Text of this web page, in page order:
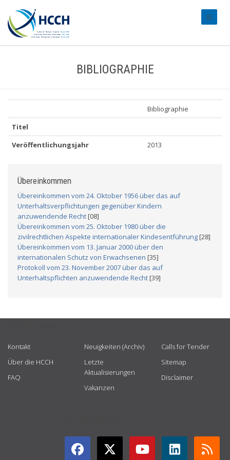
BIBLIOGRAPHIE
Bibliographie
Titel
Veröffentlichungsjahr
2013
Übereinkommen
Übereinkommen vom 24. Oktober 1956 über das auf
Unterhaltsverpflichtungen gegenüber Kindern
anzuwendende Recht[08]
Übereinkommen vom 25. Oktober 1980 über die
zivilrechtlichen Aspekte internationaler Kindesentführung[28]
Übereinkommen vom 13. Januar 2000 über den
internationalen Schutz von Erwachsenen [35]
Protokoll vom 23. November 2007 über das auf
Unterhaltspflichten anzuwendende Recht[39]
Kontakt
Über die HCCH
FAQ
Neuigkeiten (Archiv)
Letzte
Aktualisierungen
Vakanzen
Calls for Tender
Sitemap
Disclaimer